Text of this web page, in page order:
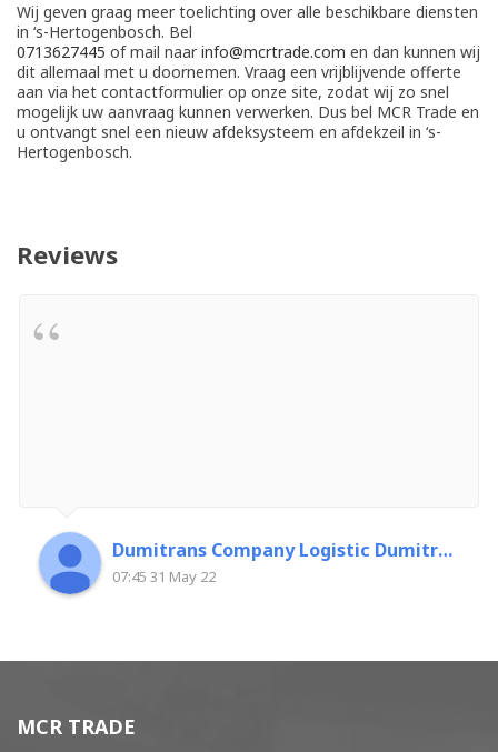
Wij geven graag meer toelichting over alle beschikbare diensten
in ‘s-Hertogenbosch. Bel
0713627445 of mail naarinfo@mcrtrade.com en dan kunnen wij
dit allemaal met u doornemen. Vraag een vrijblijvende offerte
aan via het contactformulier op onze site, zodat wij zo snel
mogelijk uw aanvraag kunnen verwerken. Dus bel MCR Trade en
u ontvangt snel een nieuw afdeksysteem en afdekzeil in ‘s-
Hertogenbosch.
Reviews
Dumitrans Company Logistic Dumitrascu Florin
07:45 31 May 22
MCR TRADE